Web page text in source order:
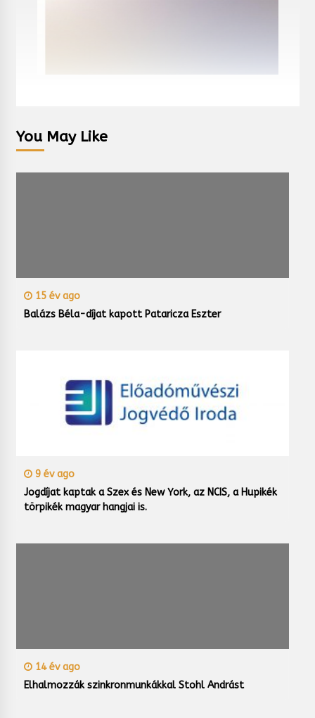
You May Like
15 év ago
Balázs Béla-díjat kapott Pataricza Eszter
9 év ago
Jogdíjat kaptak a Szex és New York, az NCIS, a Hupikék
törpikék magyar hangjai is.
14 év ago
Elhalmozzák szinkronmunkákkal Stohl Andrást